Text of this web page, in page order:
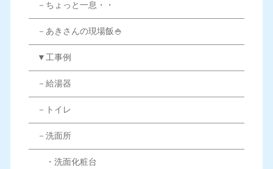
－ちょっと一息・・
－あきさんの現場飯🍚
▼工事例
－給湯器
－トイレ
－洗面所
・洗面化粧台